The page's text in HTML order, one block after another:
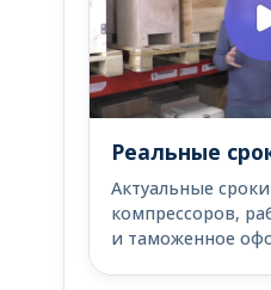
Реальные
Актуальные
компрессоров,
и таможенное